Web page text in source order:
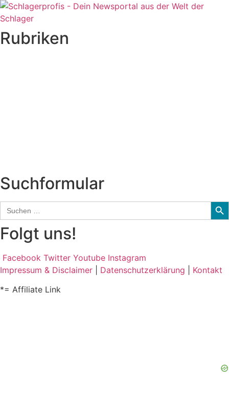
Rubriken
Suchformular
Search
for:
Folgt uns!
Facebook Twitter Youtube Instagram
Impressum & Disclaimer
Datenschutzerklärung
Kontakt
*= Affiliate Link